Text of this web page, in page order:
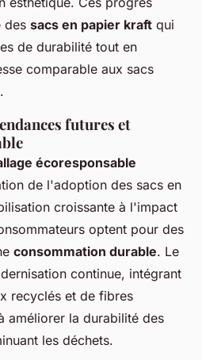
des sacs en papier kraft qui
de durabilité tout en
comparable aux sacs
futures et
écoresponsable
de l'adoption des sacs en
croissante à l'impact
optent pour des
consommation durable. Le
continue, intégrant
recyclés et de fibres
améliorer la durabilité des
les déchets.